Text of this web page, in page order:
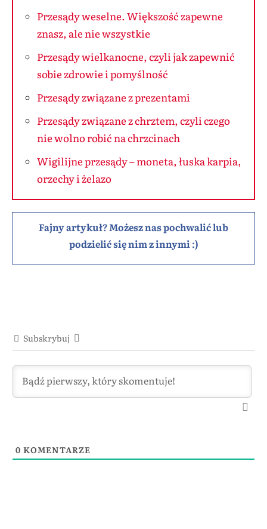
Przesądy weselne. Większość zapewne
znasz, ale nie wszystkie
Przesądy wielkanocne, czyli jak zapewnić
sobie zdrowie i pomyślność
Przesądy związane z prezentami
Przesądy związane z chrztem, czyli czego
nie wolno robić na chrzcinach
Wigilijne przesądy – moneta, łuska karpia,
orzechy i żelazo
Fajny artykuł? Możesz nas pochwalić lub
podzielić się nim z innymi :)
Subskrybuj
0 KOMENTARZE